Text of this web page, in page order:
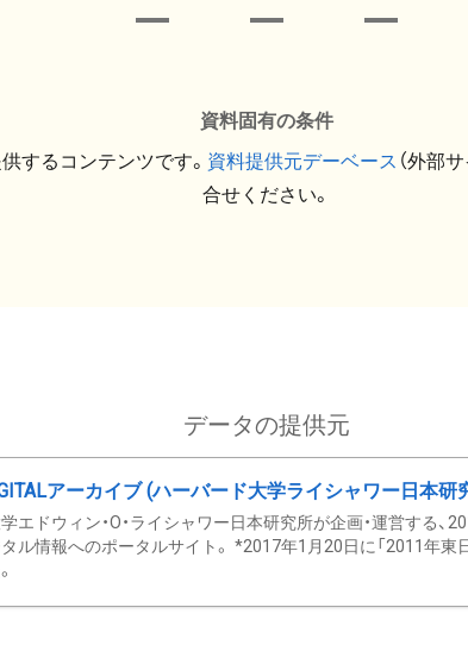
資料固有の条件
するコンテンツです。 資料提供元デーベース （外部
合せください。
データの提供元
アーカイブ (ハーバード大学ライシャワー日本研
エドウィン・O・ライシャワー日本研究所が企画・運営する、
ル情報へのポータルサイト。 *2017年1月20日に「2011年東